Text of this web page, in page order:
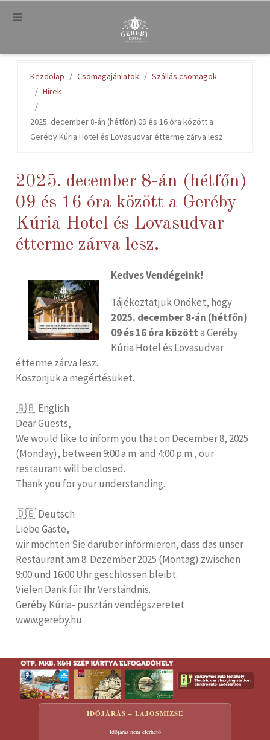
.
Kezdőlap Csomagajánlatok
Szállás csomagok
Hírek
2025. december 8-án (hétfőn) 09 és 16 óra között a
Geréby Kúria Hotel és Lovasudvar étterme zárva lesz.
2025. december 8-án (hétfőn)
09 és 16 óra között a Geréby
Kúria Hotel és Lovasudvar
étterme zárva lesz.
Kedves Vendégeink!
Tájékoztatjuk Önöket, hogy
2025. december 8-án (hétfőn)
09 és 16 óra közötta Geréby
Kúria Hotel és Lovasudvar
étterme zárva lesz.
Köszönjük a megértésüket.
🇬🇧 English
Dear Guests,
We would like to inform you that on December 8, 2025
(Monday), between 9:00 a.m. and 4:00 p.m., our
restaurant will be closed.
Thank you for your understanding.
🇩🇪 Deutsch
Liebe Gäste,
wir möchten Sie darüber informieren, dass das unser
Restaurant am 8. Dezember 2025 (Montag) zwischen
9:00 und 16:00 Uhr geschlossen bleibt.
Vielen Dank für Ihr Verständnis.
Geréby Kúria- pusztán vendégszeretet
www.gereby.hu
IDŐJÁRÁS – LAJOSMIZSE
Időjárás nem elérhető